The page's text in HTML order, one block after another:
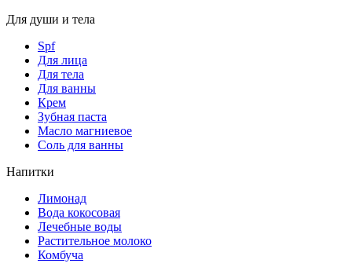
Для души и тела
Spf
Для лица
Для тела
Для ванны
Крем
Зубная паста
Масло магниевое
Соль для ванны
Напитки
Лимонад
Вода кокосовая
Лечебные воды
Растительное молоко
Комбуча